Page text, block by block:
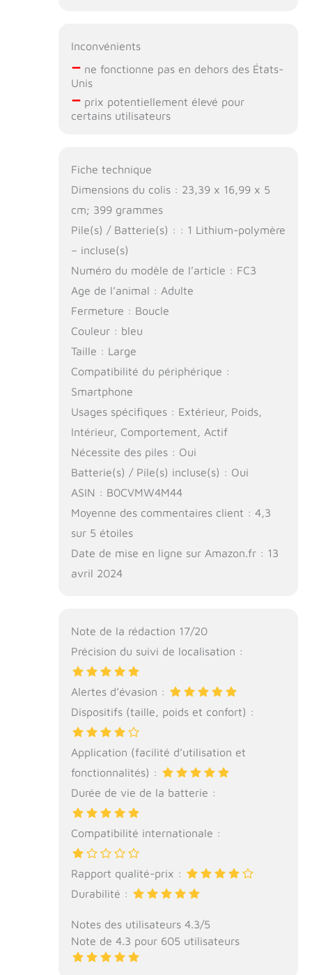
Inconvénients
–ne fonctionne pas en dehors des États-
Unis
–prix potentiellement élevé pour
certains utilisateurs
Fiche technique
Dimensions du colis : 23,39 x 16,99 x 5
cm; 399 grammes
Pile(s) / Batterie(s) : : 1 Lithium-polymère
– incluse(s)
Numéro du modèle de l’article : FC3
Age de l’animal : Adulte
Fermeture : Boucle
Couleur : bleu
Taille : Large
Compatibilité du périphérique :
Smartphone
Usages spécifiques : Extérieur, Poids,
Intérieur, Comportement, Actif
Nécessite des piles : Oui
Batterie(s) / Pile(s) incluse(s) : Oui
ASIN : B0CVMW4M44
Moyenne des commentaires client : 4,3
sur 5 étoiles
Date de mise en ligne sur Amazon.fr : 13
avril 2024
Note de la rédaction 17/20
Précision du suivi de localisation :
Alertes d’évasion :
Dispositifs (taille, poids et confort) :
Application (facilité d’utilisation et
fonctionnalités) :
Durée de vie de la batterie :
Compatibilité internationale :
Rapport qualité-prix :
Durabilité :
Notes des utilisateurs 4.3/5
Note de 4.3 pour 605 utilisateurs